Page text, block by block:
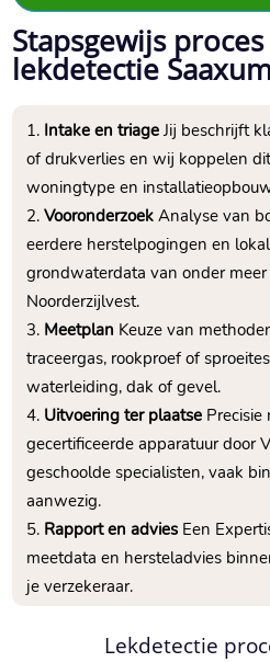
Stapsgewijs
lekdetectie
Intake en triage Jij beschrijft
of drukverlies en wij koppelen
woningtype en
Vooronderzoek Analyse van
eerdere herstelpogingen en
grondwaterdata van onder
Noorderzijlvest.​
Meetplan Keuze van
traceergas, rookproef of
waterleiding, dak of gevel.​
Uitvoering ter plaatse
gecertificeerde apparatuur door
geschoolde specialisten, vaak
aanwezig.​
Rapport en advies Een
meetdata en hersteladvies
je verzekeraar.​
Lekdetectie